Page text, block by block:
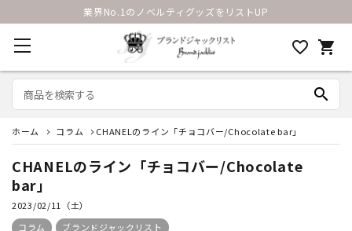
業界No.1のノベルティグッズをリストUP
favorite_border shopping_cart
search
ホーム コラム CHANELのライン「チョコバー/Chocolate bar」
CHANELのライン「チョコバー/Chocolate
bar」
2023/02/11（土）
コラム
ブランドジャックリスト